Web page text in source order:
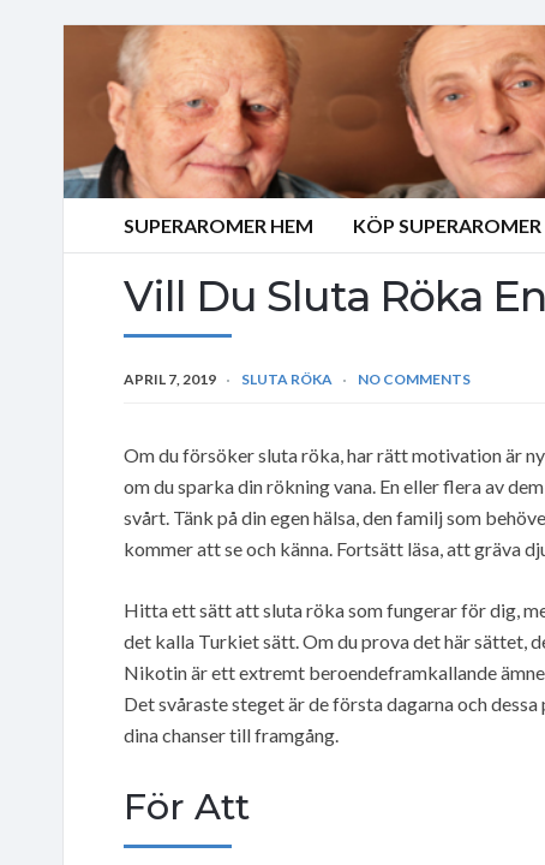
SUPERAROMER HEM KÖP
Vill Du Sluta Röka
APRIL 7, 2019 SLUTA RÖKA NO COMMENTS
Om du försöker sluta röka, har rätt motivation är
om du sparka din rökning vana. En eller flera av
svårt. Tänk på din egen hälsa, den familj som
kommer att se och känna. Fortsätt läsa, att gräva
Hitta ett sätt att sluta röka som fungerar för dig,
det kalla Turkiet sätt. Om du prova det här sättet,
Nikotin är ett extremt beroendeframkallande
Det svåraste steget är de första dagarna och
dina chanser till framgång.
För Att